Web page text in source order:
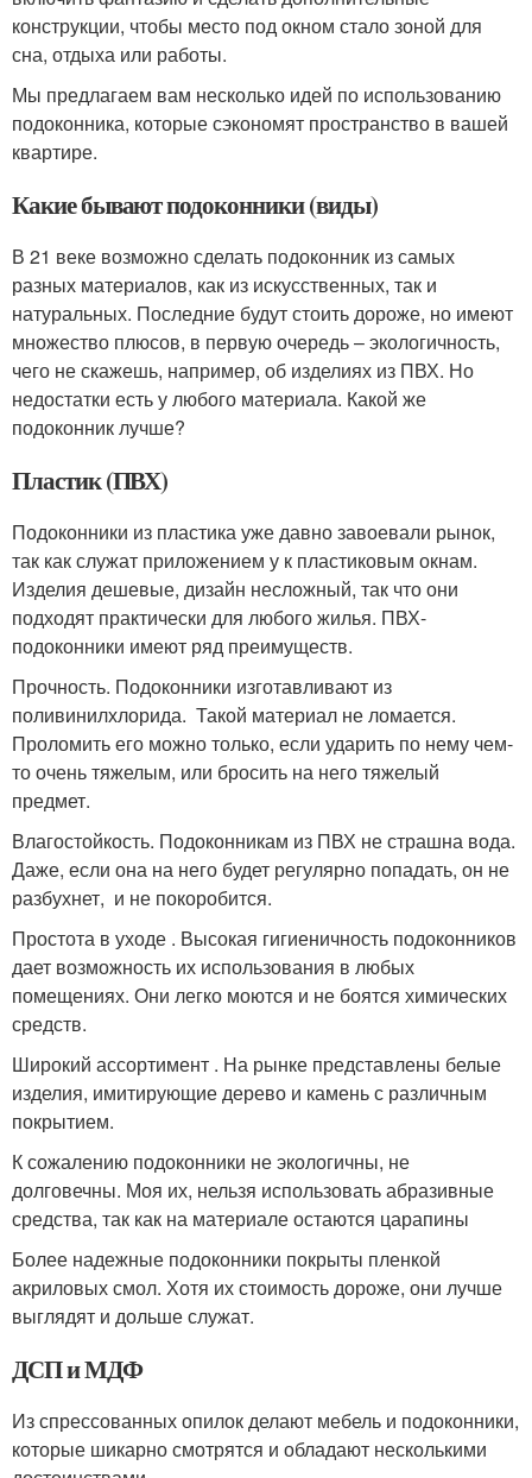
конструкции, чтобы место под окном стало зоной для
сна, отдыха или работы.
Мы предлагаем вам несколько идей по использованию
подоконника, которые сэкономят пространство в вашей
квартире.
Какие бывают подоконники (виды)
В 21 веке возможно сделать подоконник из самых
разных материалов, как из искусственных, так и
натуральных. Последние будут стоить дороже, но имеют
множество плюсов, в первую очередь – экологичность,
чего не скажешь, например, об изделиях из ПВХ. Но
недостатки есть у любого материала. Какой же
подоконник лучше?
Пластик (ПВХ)
Подоконники из пластика уже давно завоевали рынок,
так как служат приложением у к пластиковым окнам.
Изделия дешевые, дизайн несложный, так что они
подходят практически для любого жилья. ПВХ-
подоконники имеют ряд преимуществ.
Прочность. Подоконники изготавливают из
поливинилхлорида. Такой материал не ломается.
Проломить его можно только, если ударить по нему чем-
то очень тяжелым, или бросить на него тяжелый
предмет.
Влагостойкость. Подоконникам из ПВХ не страшна вода.
Даже, если она на него будет регулярно попадать, он не
разбухнет, и не покоробится.
Простота в уходе . Высокая гигиеничность подоконников
дает возможность их использования в любых
помещениях. Они легко моются и не боятся химических
средств.
Широкий ассортимент . На рынке представлены белые
изделия, имитирующие дерево и камень с различным
покрытием.
К сожалению подоконники не экологичны, не
долговечны. Моя их, нельзя использовать абразивные
средства, так как на материале остаются царапины
Более надежные подоконники покрыты пленкой
акриловых смол. Хотя их стоимость дороже, они лучше
выглядят и дольше служат.
ДСП и МДФ
Из спрессованных опилок делают мебель и подоконники,
которые шикарно смотрятся и обладают несколькими